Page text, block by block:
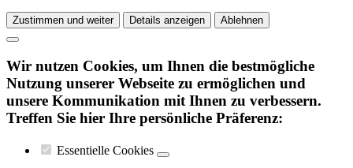
Zustimmen und weiter Details anzeigen Ablehnen
Wir nutzen Cookies, um Ihnen die bestmögliche
Nutzung unserer Webseite zu ermöglichen und
unsere Kommunikation mit Ihnen zu verbessern.
Treffen Sie hier Ihre persönliche Präferenz:
Essentielle Cookies